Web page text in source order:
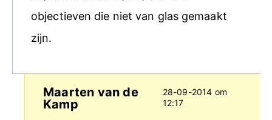
objectieven die niet van glas gemaakt
zijn.
Maarten van de
Kamp
28-09-2014 om
12:17